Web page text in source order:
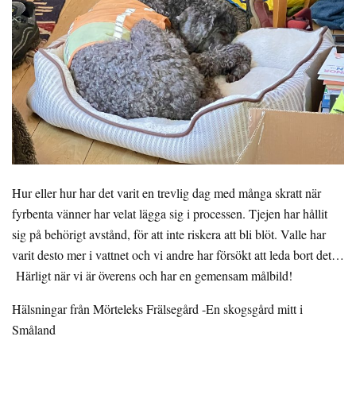
Hur eller hur har det varit en trevlig dag med många skratt när
fyrbenta vänner har velat lägga sig i processen. Tjejen har hållit
sig på behörigt avstånd, för att inte riskera att bli blöt. Valle har
varit desto mer i vattnet och vi andre har försökt att leda bort det…
Härligt när vi är överens och har en gemensam målbild!
Hälsningar från Mörteleks Frälsegård -En skogsgård mitt i
Småland